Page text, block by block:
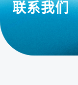
联系我们